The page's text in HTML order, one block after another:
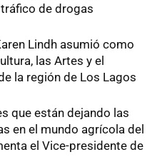
de drogas
Lindh asumió como
las Artes y el
la región de Los Lagos
que están dejando las
en el mundo agrícola del
el Vice-presidente de